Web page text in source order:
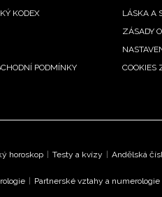
KODEX
PODMÍNKY
LÁSKA A
ZÁSADY
COOKIES
horoskop | Testy a kvízy | Andělská
| Partnerské vztahy a numerologie